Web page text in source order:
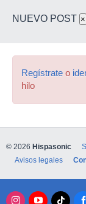
NUEVO POST ×
Regístrate o
hilo
© 2026 Hispasonic
Avisos legales